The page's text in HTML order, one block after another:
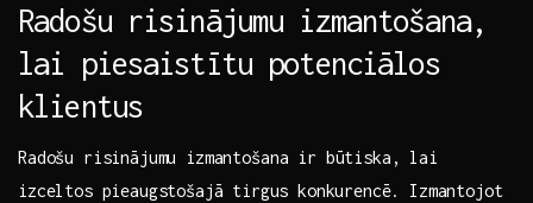
Radošu risinājumu izmantošana,⁢
lai piesaistītu potenciālos
klientus
Radošu risinājumu‌ izmantošana‍ ir būtiska, lai
izceltos pieaugstošajā ⁢tirgus konkurencē. Izmantojot